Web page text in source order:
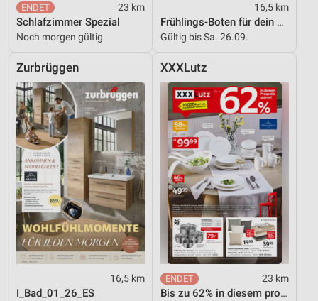
23 km
Schlafzimmer Spezial
Noch morgen gültig
16,5 km
Frühlings-Boten für dein Zuhause
Gültig bis Sa. 26.09.
Zurbrüggen
16,5 km
I_Bad_01_26_ES
XXXLutz
23 km
Bis zu 62% in diesem prospekt